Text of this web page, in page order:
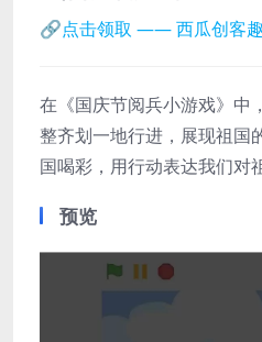
🔗点击领取 —— 西瓜创客趣
在《国庆节阅兵小游戏》中
整齐划一地行进，展现祖国
国喝彩，用行动表达我们对
预览